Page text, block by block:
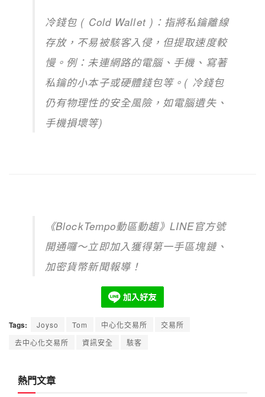
冷錢包 ( Cold Wallet )：指將私鑰離線
存放，不易被駭客入侵，但提取速度較
慢。例：未連網路的電腦、手機、寫著
私鑰的小本子或硬體錢包等。( 冷錢包
仍有物理性的安全風險，如電腦遺失、
手機損壞等)
《BlockTempo動區動趨》LINE官方號
開通囉～立即加入獲得第一手區塊鏈、
加密貨幣新聞報導！
Tags: Joyso Tom 中心化交易所
交易所
去中心化交易所
資訊安全 駭客
熱門文章